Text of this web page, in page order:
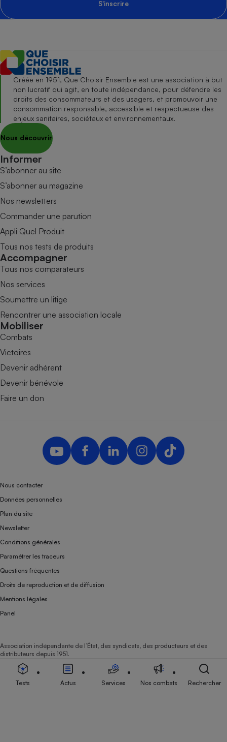
S'inscrire
Créée en 1951, Que Choisir Ensemble est une association à but
non lucratif qui agit, en toute indépendance, pour défendre les
droits des consommateurs et des usagers, et promouvoir une
consommation responsable, accessible et respectueuse des
enjeux sanitaires, sociétaux et environnementaux.
Nous découvrir
Informer
S’abonner au site
S’abonner au magazine
Nos newsletters
Commander une parution
Appli Quel Produit
Tous nos tests de produits
Accompagner
Tous nos comparateurs
Nos services
Soumettre un litige
Rencontrer une association locale
Mobiliser
Combats
Victoires
Devenir adhérent
Devenir bénévole
Faire un don
Nous contacter
Données personnelles
Plan du site
Newsletter
Conditions générales
Paramétrer les traceurs
Questions fréquentes
Droits de reproduction et de diffusion
Mentions légales
Panel
Association indépendante de l’État, des syndicats, des producteurs et des
distributeurs depuis 1951.
Tests Actus Services Nos combats Rechercher